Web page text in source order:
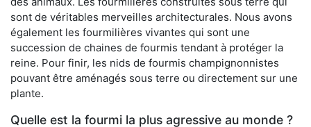
sont de véritables merveilles architecturales. Nous avons
également les fourmilières vivantes qui sont une
succession de chaines de fourmis tendant à protéger la
reine. Pour finir, les nids de fourmis champignonnistes
pouvant être aménagés sous terre ou directement sur une
plante.
Quelle est la fourmi la plus agressive au monde ?